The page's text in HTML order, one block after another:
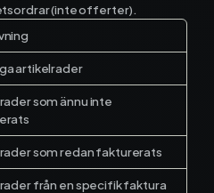
Telefon: 0300-120 11
Mån - Fre 8:00 - 16:00
Kundservice
(inte offerter).
artikelrader
som ännu inte
som redan fakturerats
från en specifik faktura